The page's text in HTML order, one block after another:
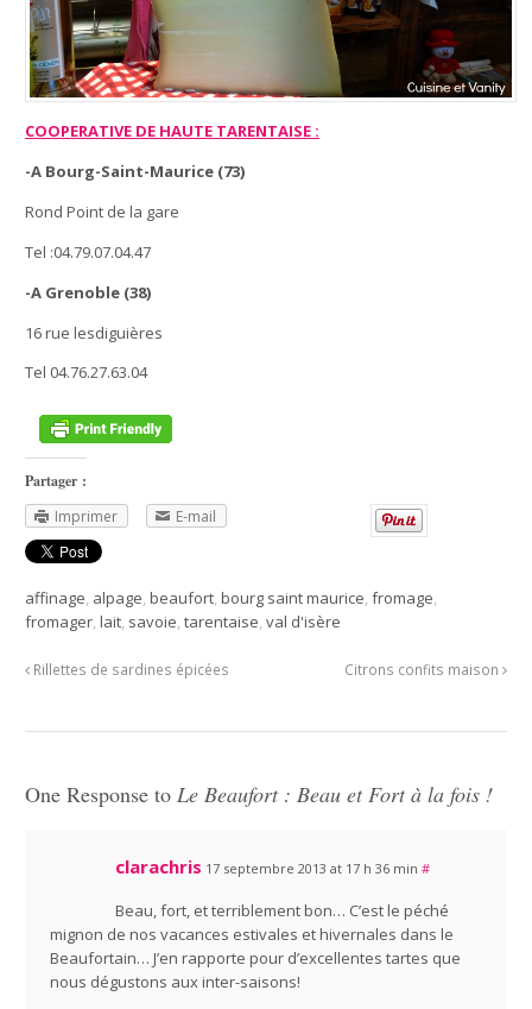
COOPERATIVE DE HAUTE TARENTAISE :
-A Bourg-Saint-Maurice (73)
Rond Point de la gare
Tel :04.79.07.04.47
-A Grenoble (38)
16 rue lesdiguières
Tel 04.76.27.63.04
Partager :
Imprimer
E-mail
affinage, alpage,beaufort,bourg saint maurice,fromage,
fromager,lait, savoie,tarentaise,val d'isère
Rillettes de sardines épicées Citrons confits maison
One Response toLe Beaufort : Beau et Fort à la fois !
clarachris 17 septembre 2013 at 17 h 36 min #
Beau, fort, et terriblement bon… C’est le péché
mignon de nos vacances estivales et hivernales dans le
Beaufortain… J’en rapporte pour d’excellentes tartes que
nous dégustons aux inter-saisons!